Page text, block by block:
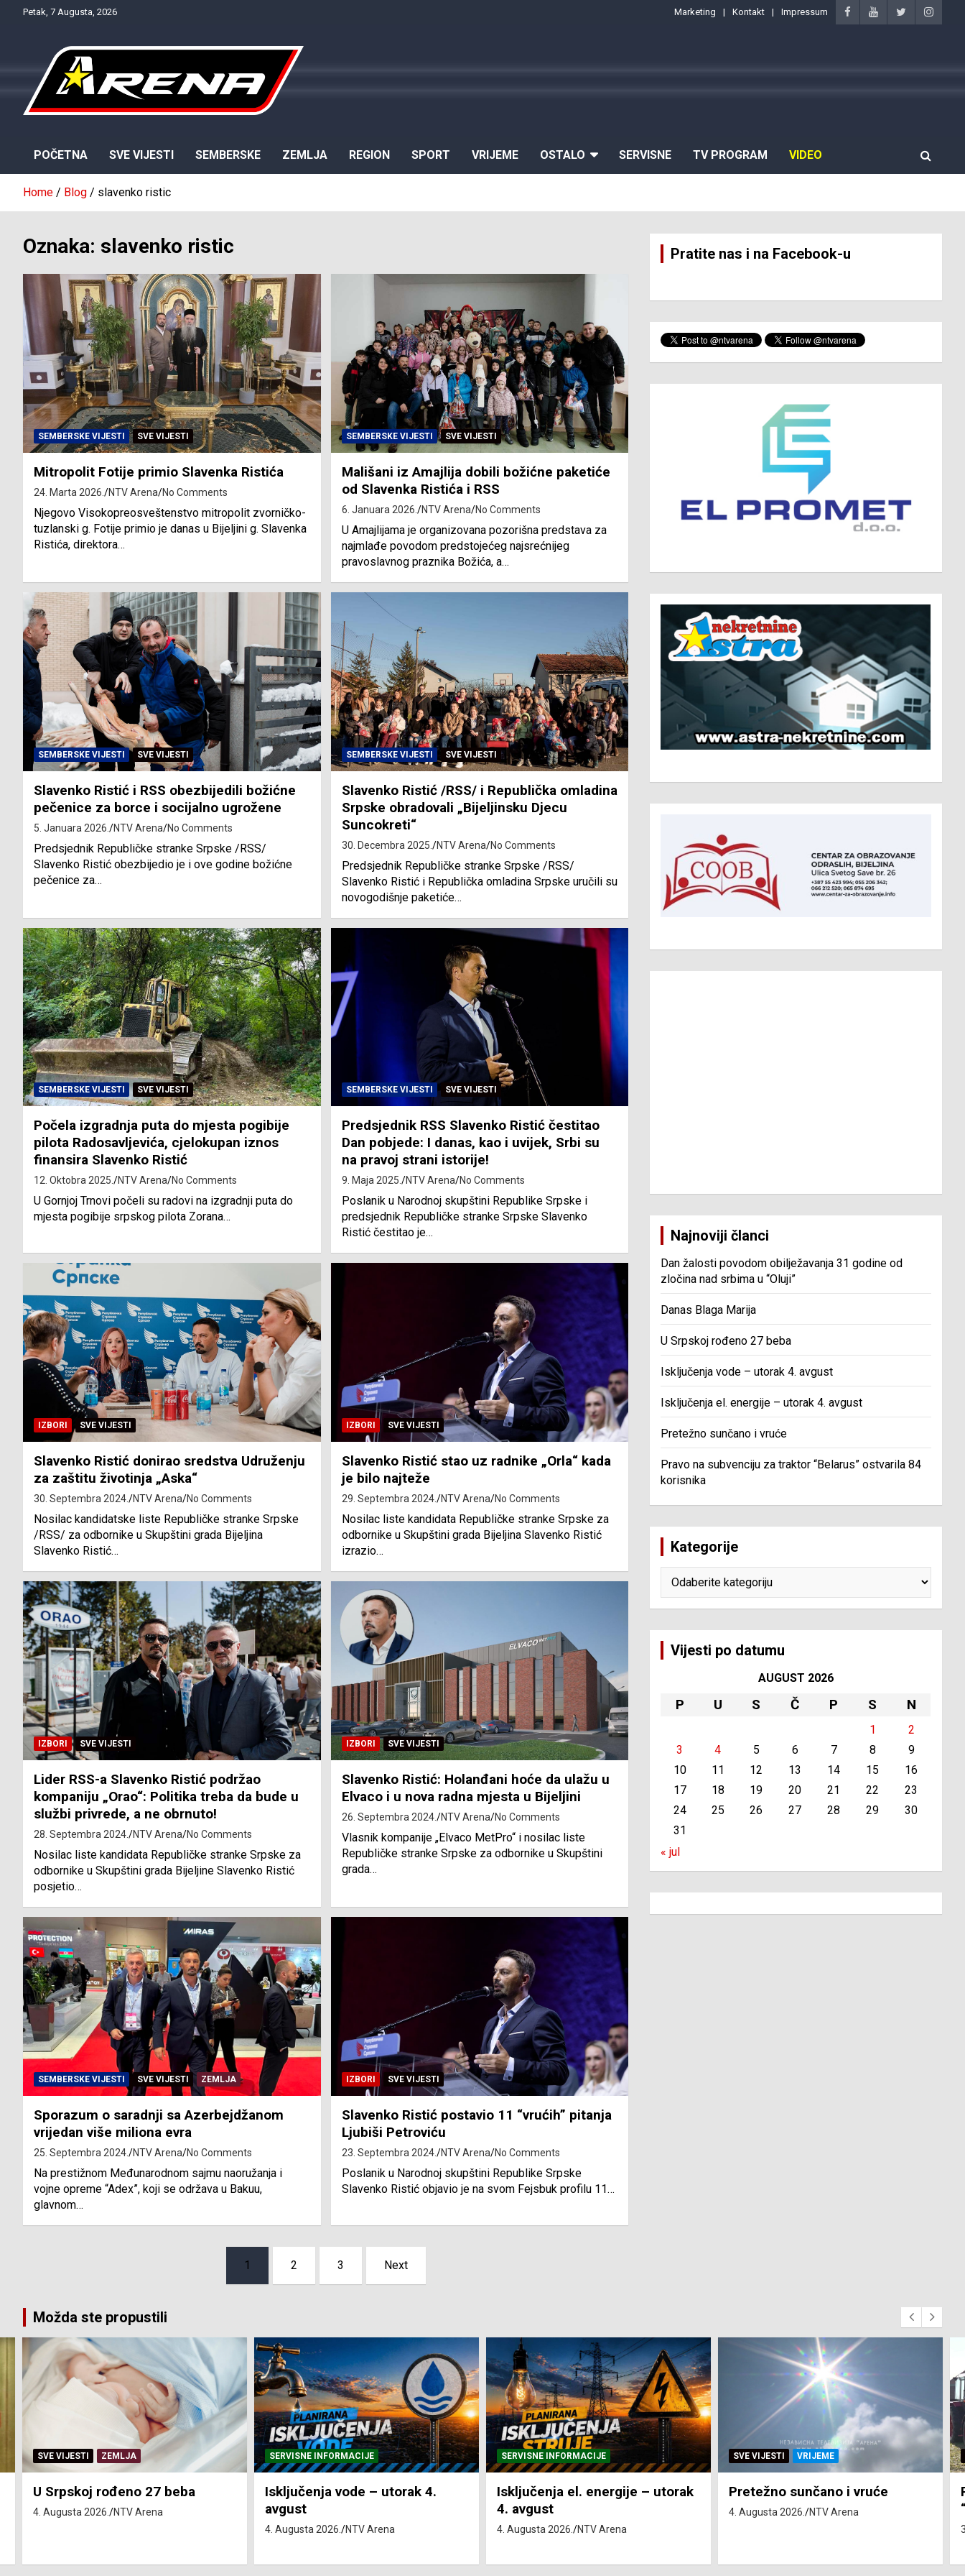
Petak, 7 Augusta, 2026 Marketing Kontakt Impressum
POČETNA SVE VIJESTI SEMBERSKE ZEMLJA REGION SPORT VRIJEME OSTALO SERVISNE TV PROGRAM VIDEO
Home Blog slavenko ristic
Oznaka: slavenko ristic
SEMBERSKE VIJESTI SVE VIJESTI
Mitropolit Fotije primio Slavenka Ristića
24. Marta 2026. NTV Arena No Comments
Njegovo Visokopreosveštenstvo mitropolit zvorničko-
tuzlanski g. Fotije primio je danas u Bijeljini g. Slavenka
Ristića, direktora…
SEMBERSKE VIJESTI SVE VIJESTI
Mališani iz Amajlija dobili božićne paketiće
od Slavenka Ristića i RSS
6. Januara 2026. NTV Arena No Comments
U Amajlijama je organizovana pozorišna predstava za
najmlađe povodom predstojećeg najsrećnijeg
pravoslavnog praznika Božića, a…
SEMBERSKE VIJESTI SVE VIJESTI
Slavenko Ristić i RSS obezbijedili božićne
pečenice za borce i socijalno ugrožene
5. Januara 2026. NTV Arena No Comments
Predsjednik Republičke stranke Srpske /RSS/
Slavenko Ristić obezbijedio je i ove godine božićne
pečenice za…
SEMBERSKE VIJESTI SVE VIJESTI
Slavenko Ristić /RSS/ i Republička omladina
Srpske obradovali „Bijeljinsku Djecu
Suncokreti“
30. Decembra 2025. NTV Arena No Comments
Predsjednik Republičke stranke Srpske /RSS/
Slavenko Ristić i Republička omladina Srpske uručili su
novogodišnje paketiće…
SEMBERSKE VIJESTI SVE VIJESTI
Počela izgradnja puta do mjesta pogibije
pilota Radosavljevića, cjelokupan iznos
finansira Slavenko Ristić
12. Oktobra 2025. NTV Arena No Comments
U Gornjoj Trnovi počeli su radovi na izgradnji puta do
mjesta pogibije srpskog pilota Zorana…
SEMBERSKE VIJESTI SVE VIJESTI
Predsjednik RSS Slavenko Ristić čestitao
Dan pobjede: I danas, kao i uvijek, Srbi su
na pravoj strani istorije!
9. Maja 2025. NTV Arena No Comments
Poslanik u Narodnoj skupštini Republike Srpske i
predsjednik Republičke stranke Srpske Slavenko
Ristić čestitao je…
IZBORI SVE VIJESTI
Slavenko Ristić donirao sredstva Udruženju
za zaštitu životinja „Aska“
30. Septembra 2024. NTV Arena No Comments
Nosilac kandidatske liste Republičke stranke Srpske
/RSS/ za odbornike u Skupštini grada Bijeljina
Slavenko Ristić…
IZBORI SVE VIJESTI
Slavenko Ristić stao uz radnike „Orla“ kada
je bilo najteže
29. Septembra 2024. NTV Arena No Comments
Nosilac liste kandidata Republičke stranke Srpske za
odbornike u Skupštini grada Bijeljina Slavenko Ristić
izrazio…
IZBORI SVE VIJESTI
Lider RSS-a Slavenko Ristić podržao
kompaniju „Orao“: Politika treba da bude u
službi privrede, a ne obrnuto!
28. Septembra 2024. NTV Arena No Comments
Nosilac liste kandidata Republičke stranke Srpske za
odbornike u Skupštini grada Bijeljine Slavenko Ristić
posjetio…
IZBORI SVE VIJESTI
Slavenko Ristić: Holanđani hoće da ulažu u
Elvaco i u nova radna mjesta u Bijeljini
26. Septembra 2024. NTV Arena No Comments
Vlasnik kompanije „Elvaco MetPro“ i nosilac liste
Republičke stranke Srpske za odbornike u Skupštini
grada…
SEMBERSKE VIJESTI SVE VIJESTI ZEMLJA
Sporazum o saradnji sa Azerbejdžanom
vrijedan više miliona evra
25. Septembra 2024. NTV Arena No Comments
Na prestižnom Međunarodnom sajmu naoružanja i
vojne opreme “Adex”, koji se održava u Bakuu,
glavnom…
IZBORI SVE VIJESTI
Slavenko Ristić postavio 11 “vrućih” pitanja
Ljubiši Petroviću
23. Septembra 2024. NTV Arena No Comments
Poslanik u Narodnoj skupštini Republike Srpske
Slavenko Ristić objavio je na svom Fejsbuk profilu 11…
1 2 3 Next
Pratite nas i na Facebook-u
Najnoviji članci
Dan žalosti povodom obilježavanja 31 godine od
zločina nad srbima u “Oluji”
Danas Blaga Marija
U Srpskoj rođeno 27 beba
Isključenja vode – utorak 4. avgust
Isključenja el. energije – utorak 4. avgust
Pretežno sunčano i vruće
Pravo na subvenciju za traktor “Belarus” ostvarila 84
korisnika
Kategorije
Vijesti po datumu
AUGUST 2026
P U S Č P S N
1
2
3
4 5 6 7 8
9
10
11 12 13 14 15
16
17
18 19 20 21 22
23
24
25 26 27 28 29
30
31
« jul
Možda ste propustili
SERVISNE INFORMACIJE
Isključenja vode – utorak 4.
avgust
SERVISNE INFORMACIJE
Isključenja el. energije – utorak
4. avgust
4. Augusta 2026. NTV Arena
SVE VIJESTI VRIJEME
Pretežno sunčano i vruće
4. Augusta 2026.
SVE VIJESTI ZEMLJA
Pravo na subvenciju za traktor
“Belarus” ostvarila 84 korisnika